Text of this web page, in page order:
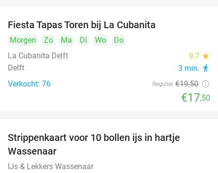
Fiesta Tapas Toren bij La Cubanita
Morgen Zo Ma Di Wo
Do
La Cubanita Delft
9.7 star
Delft 3 min. directions_walk
Verkocht: 76 Regulier €19,50
€17,50
Strippenkaart voor 10 bollen ijs in hartje
Wassenaar
IJs & Lekkers Wassenaar